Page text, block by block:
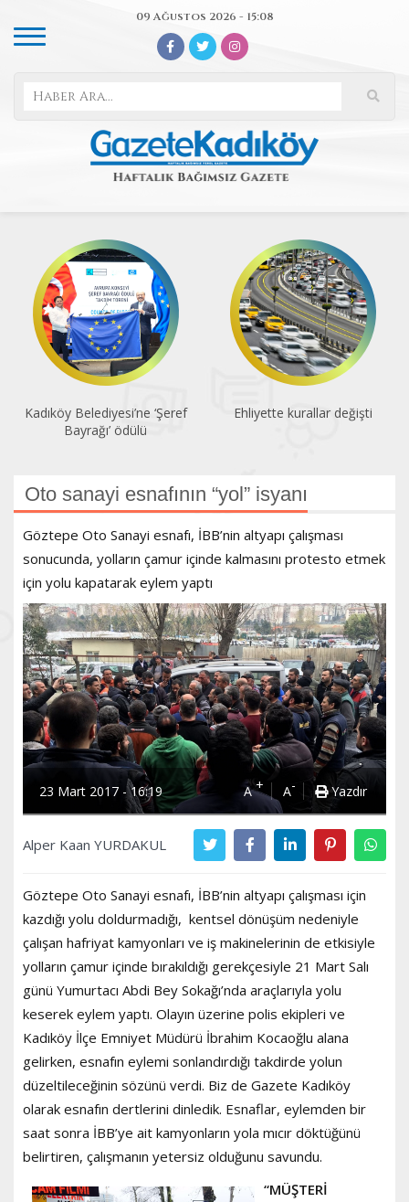
09 Ağustos 2026 - 15:08
Kadıköy Belediyesi’ne ‘Şeref
Bayrağı’ ödülü
Ehliyette kurallar değişti
Oto sanayi esnafının “yol” isyanı
Göztepe Oto Sanayi esnafı, İBB’nin altyapı çalışması
sonucunda, yolların çamur içinde kalmasını protesto etmek
için yolu kapatarak eylem yaptı
23 Mart 2017 - 16:19 A+ A- Yazdır
Alper Kaan YURDAKUL
Göztepe Oto Sanayi esnafı, İBB’nin altyapı çalışması için
kazdığı yolu doldurmadığı, kentsel dönüşüm nedeniyle
çalışan hafriyat kamyonları ve iş makinelerinin de etkisiyle
yolların çamur içinde bırakıldığı gerekçesiyle 21 Mart Salı
günü Yumurtacı Abdi Bey Sokağı’nda araçlarıyla yolu
keserek eylem yaptı. Olayın üzerine polis ekipleri ve
Kadıköy İlçe Emniyet Müdürü İbrahim Kocaoğlu alana
gelirken, esnafın eylemi sonlandırdığı takdirde yolun
düzeltileceğinin sözünü verdi. Biz de Gazete Kadıköy
olarak esnafın dertlerini dinledik. Esnaflar, eylemden bir
saat sonra İBB’ye ait kamyonların yola mıcır döktüğünü
belirtiren, çalışmanın yetersiz olduğunu savundu.
“MÜŞTERİ